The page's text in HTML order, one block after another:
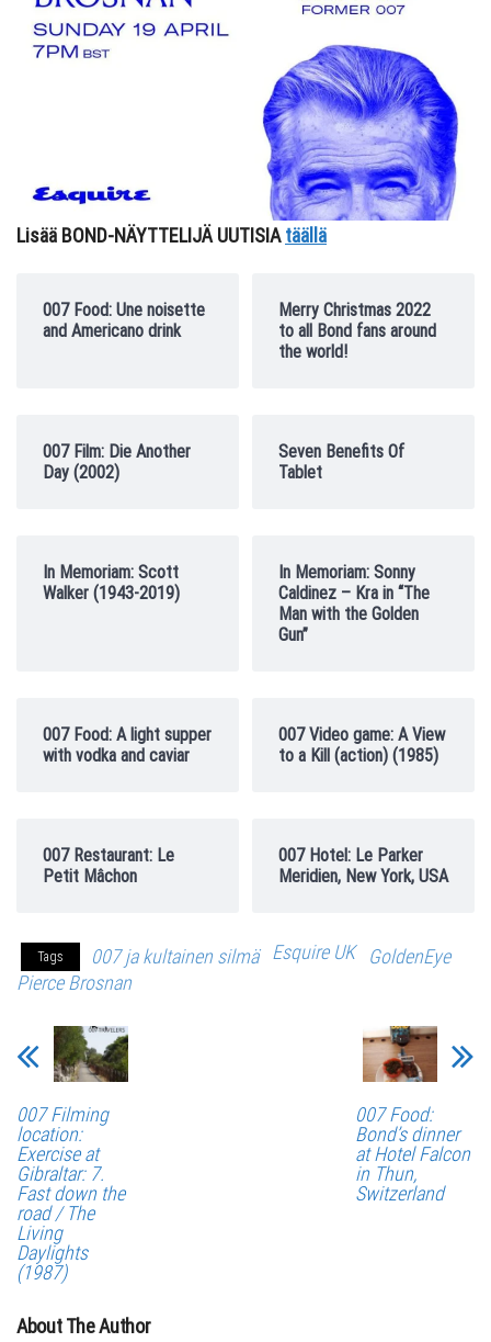
Lisää BOND-NÄYTTELIJÄ UUTISIAtäällä
007 Food: Une noisette
and Americano drink
Merry Christmas 2022
to all Bond fans around
the world!
007 Film: Die Another
Day (2002)
Seven Benefits Of
Tablet
In Memoriam: Scott
Walker (1943-2019)
In Memoriam: Sonny
Caldinez – Kra in “The
Man with the Golden
Gun”
007 Food: A light supper
with vodka and caviar
007 Video game: A View
to a Kill (action) (1985)
007 Restaurant: Le
Petit Mâchon
007 Hotel: Le Parker
Meridien, New York, USA
Tags 007 ja kultainen silmä Esquire UK
GoldenEye
Pierce Brosnan
007 Filming
location:
Exercise at
Gibraltar: 7.
Fast down the
road / The
Living
Daylights
(1987)
007 Food:
Bond’s dinner
at Hotel Falcon
in Thun,
Switzerland
About The Author